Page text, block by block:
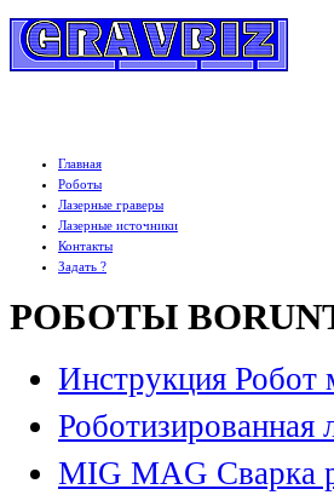
Главная
Роботы
Лазерные граверы
Лазерные источники
Контакты
Задать ?
РОБОТЫ
Инструкция Робот
Роботизированная
MIG MAG Сварка